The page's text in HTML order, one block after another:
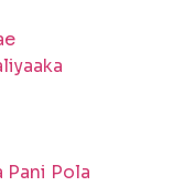
Pola